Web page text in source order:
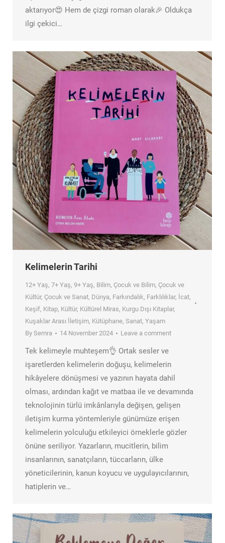
aktarıyor😍 Hem de çizgi roman olarak🎉 Oldukça
ilgi çekici…
Kelimelerin Tarihi
12+ Yaş, 7+ Yaş, 9+ Yaş, Bilim, Çocuk ve Bilim, Çocuk ve
Kültür, Çocuk ve Sanat, Dünya, Farkındalık, Farklılıklar, İcat,
Keşif, Kitap, Kültür, Kültürel Miras, Kurgu Dışı Kitaplar,
Kuşaklar Arası İletişim, Kütüphane, Sanat, Yaşam
By Semra 14 November 2024 Leave a comment
Tek kelimeyle muhteşem👌 Ortak sesler ve
işaretlerden kelimelerin doğuşu, kelimelerin
hikâyelere dönüşmesi ve yazının hayata dahil
olması, ardından kağıt ve matbaa ile ve devamında
teknolojinin türlü imkânlarıyla değişen, gelişen
iletişim kurma yöntemleriyle günümüze erişen
kelimelerin yolculuğu etkileyici örneklerle gözler
önüne seriliyor. Yazarların, mucitlerin, bilim
insanlarının, sanatçıların, tüccarların, ülke
yöneticilerinin, kanun koyucu ve uygulayıcılarının,
hatiplerin ve…